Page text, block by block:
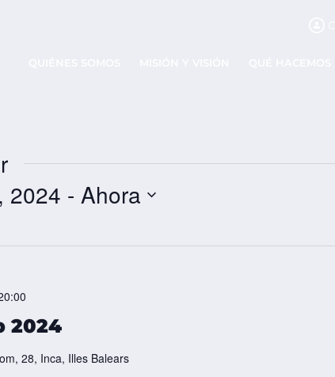
2024 - Ahora
2024
28, Inca, Illes Balears